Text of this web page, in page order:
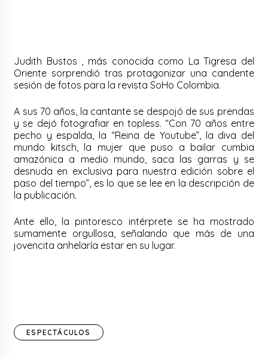
Judith Bustos , más conocida como La Tigresa del
Oriente sorprendió tras protagonizar una candente
sesión de fotos para la revista SoHo Colombia.
A sus 70 años, la cantante se despojó de sus prendas
y se dejó fotografiar en topless. “Con 70 años entre
pecho y espalda, la “Reina de Youtube”, la diva del
mundo kitsch, la mujer que puso a bailar cumbia
amazónica a medio mundo, saca las garras y se
desnuda en exclusiva para nuestra edición sobre el
paso del tiempo”, es lo que se lee en la descripción de
la publicación.
Ante ello, la pintoresco intérprete se ha mostrado
sumamente orgullosa, señalando que más de una
jovencita anhelaría estar en su lugar.
ESPECTÁCULOS